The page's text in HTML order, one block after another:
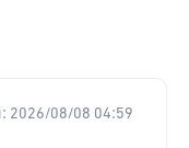
2026/08/08 04:59